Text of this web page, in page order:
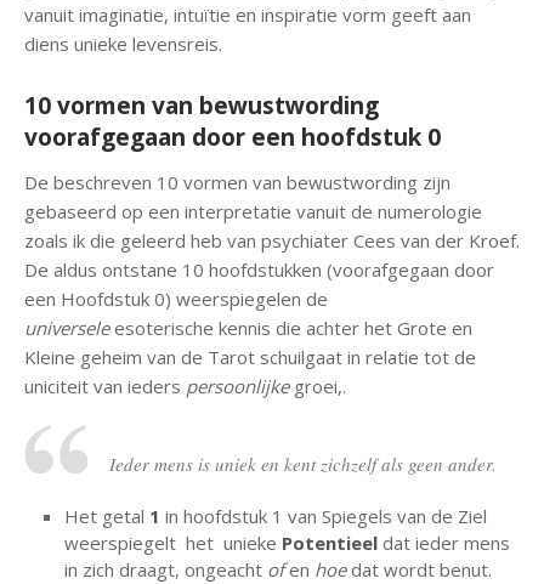
vanuit imaginatie, intuïtie en inspiratie vorm geeft aan
diens unieke levensreis.
10 vormen van bewustwording
voorafgegaan door een hoofdstuk 0
De beschreven 10 vormen van bewustwording zijn
gebaseerd op een interpretatie vanuit de numerologie
zoals ik die geleerd heb van psychiater Cees van der Kroef.
De aldus ontstane 10 hoofdstukken (voorafgegaan door
een Hoofdstuk 0) weerspiegelen de
universeleesoterische kennis die achter het Grote en
Kleine geheim van de Tarot schuilgaat in relatie tot de
uniciteit van ieders persoonlijkegroei,.
Ieder mens is uniek en kent zichzelf als geen ander.
Het getal 1 in hoofdstuk 1 van Spiegels van de Ziel
weerspiegelt het unieke Potentieel dat ieder mens
in zich draagt, ongeacht ofen hoedat wordt benut.